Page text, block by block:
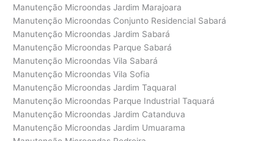
Manutenção Microondas Jardim Marajoara
Manutenção Microondas Conjunto Residencial Sabará
Manutenção Microondas Jardim Sabará
Manutenção Microondas Parque Sabará
Manutenção Microondas Vila Sabará
Manutenção Microondas Vila Sofia
Manutenção Microondas Jardim Taquaral
Manutenção Microondas Parque Industrial Taquará
Manutenção Microondas Jardim Catanduva
Manutenção Microondas Jardim Umuarama